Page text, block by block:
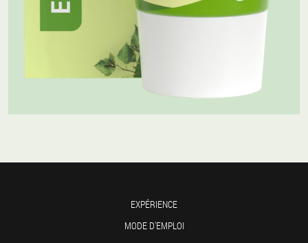
EXPÉRIENCE
MODE D'EMPLOI